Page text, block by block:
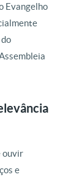
Evangelho
ouvir
e